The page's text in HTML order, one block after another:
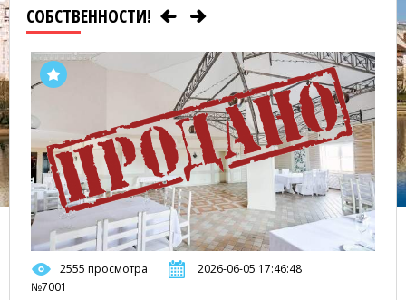
СОБСТВЕННОСТИ!
2555 просмотра
2026-06-05 17:46:48
№7001